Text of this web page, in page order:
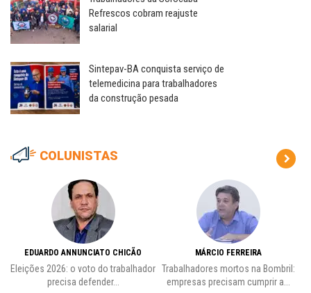
Refrescos cobram reajuste
salarial
Sintepav-BA conquista serviço de
telemedicina para trabalhadores
da construção pesada
COLUNISTAS
EDUARDO ANNUNCIATO CHICÃO
Eleições 2026: o voto do trabalhador
precisa defender...
MÁRCIO FERREIRA
Trabalhadores mortos na Bombril:
empresas precisam cumprir a...